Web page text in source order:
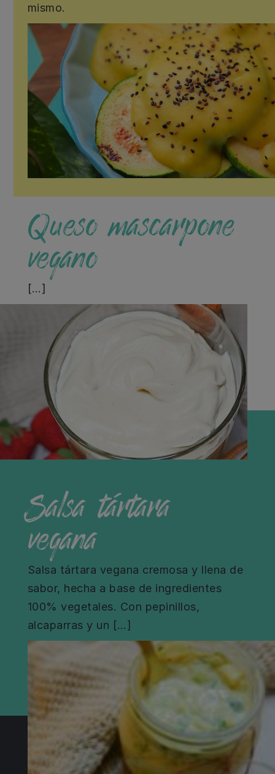
mismo.
Queso mascarpone
vegano
[…]
Salsa tártara
vegana
Salsa tártara vegana cremosa y llena de
sabor, hecha a base de ingredientes
100% vegetales. Con pepinillos,
alcaparras y un […]